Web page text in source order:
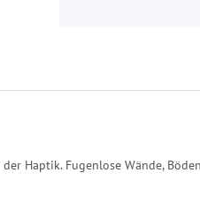
Haptik. Fugenlose Wände,